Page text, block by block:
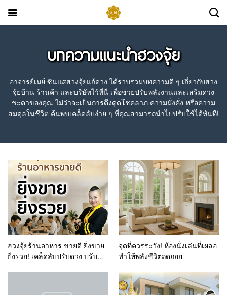
บทความแนะนำฮวงจุ้ย
อาจารย์เมย์ ซินแสฮวงจุ้ยแก้ดวง ได้รวบรวมบทความดี ๆ เกี่ยวกับฮวง
จุ้ยบ้าน ร้านค้า และบริษัทไว้ที่นี่ เพื่อช่วยปรับพลังงานและเสริมดวง
ชะตาของคุณ ไม่ว่าจะเป็นการดึงดูดโชคลาภ ความมั่งคั่ง หรือความ
สมดุลในชีวิต ค้นพบเคล็ดลับง่าย ๆ ที่คุณสามารถนำไปปรับใช้ได้ทันที!
ฮวงจุ้ยร้านอาหาร ขายดี ยิ่งขาย
ยิ่งรวย! เคล็ดลับปรับดวง ปรับ
จุดที่ควรระวัง! ห้องนั่งเล่นที่เผลอ
ทำให้พลังชีวิตถดถอย